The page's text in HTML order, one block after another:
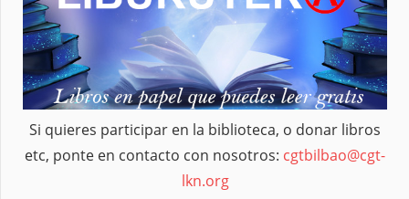
Si quieres participar en la biblioteca, o donar libros
etc, ponte en contacto con nosotros: cgtbilbao@cgt-
lkn.org